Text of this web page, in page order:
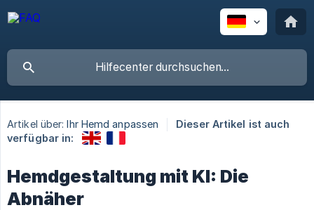
Artikel über: Ihr Hemd anpassen
Dieser Artikel ist auch
verfügbar in:
Hemdgestaltung mit KI: Die
Abnäher